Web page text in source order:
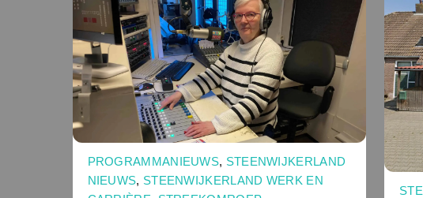
PROGRAMMANIEUWS, STEENWIJKERLAND
NIEUWS, STEENWIJKERLAND WERK EN